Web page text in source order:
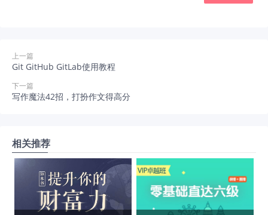
上一篇
Git GitHub GitLab使用教程
下一篇
写作魔法42招，打扮作文得高分
相关推荐